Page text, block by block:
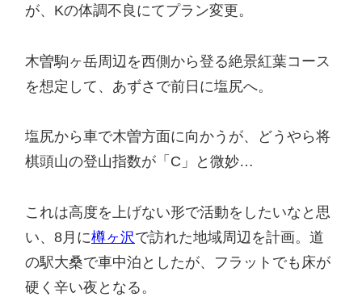
が、Kの体調不良にてプラン変更。
木曽駒ヶ岳周辺を西側から登る絶景紅葉コース
を想定して、あずさで前日に塩尻へ。
塩尻から車で木曽方面に向かうが、どうやら将
棋頭山の登山指数が「C」と微妙…
これは高度を上げない形で活動をしたいなと思
い、8月に樽ヶ沢で訪れた地域周辺を計画。道
の駅大桑で車中泊としたが、フラットでも床が
硬く辛い夜となる。